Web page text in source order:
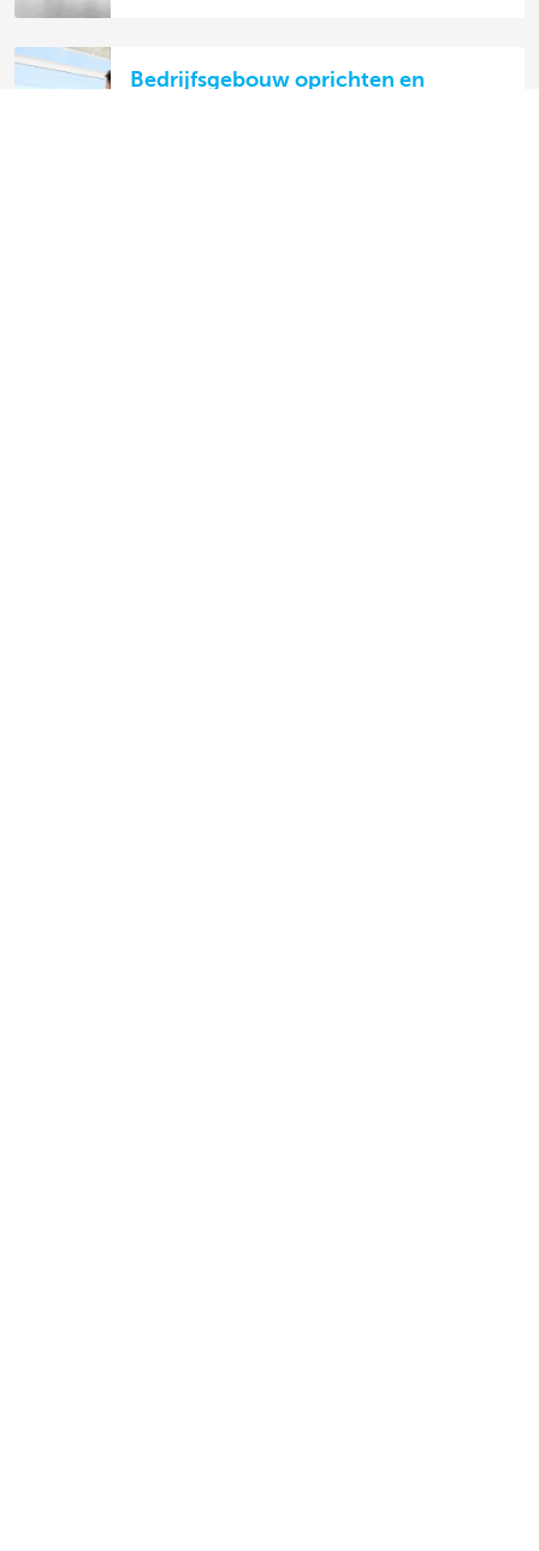
Bedrijfsgebouw oprichten en